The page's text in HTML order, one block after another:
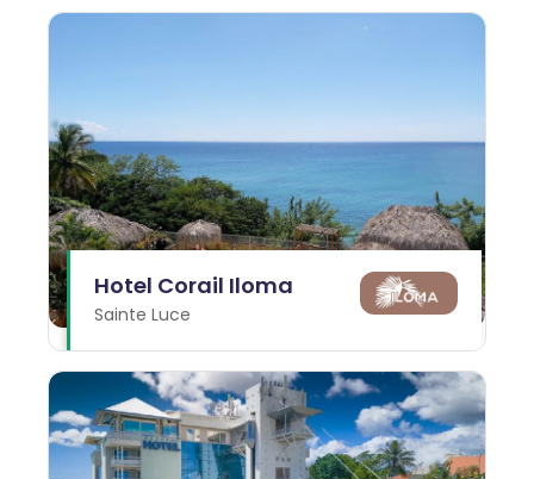
Hotel Corail Iloma
Sainte Luce